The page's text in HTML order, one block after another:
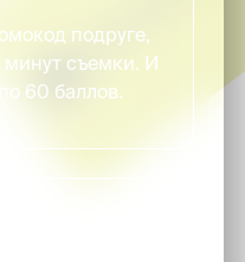
подруге,
минут съемки. И
60 баллов.